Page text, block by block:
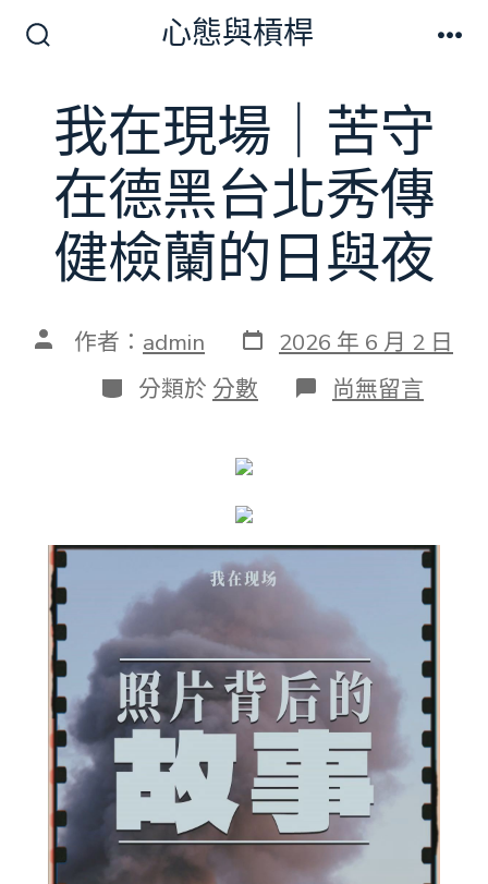
切
換
開
關
心態與槓桿
我在現場｜苦守
在德黑台北秀傳
健檢蘭的日與夜
文 作者： admin 發
表
日
期
2026 年 6 月 2 日
分
類
分類於 分數 在
〈我
守
黑
台
秀
傳
健
檢
蘭
的
日
與
夜〉
中
尚無留言